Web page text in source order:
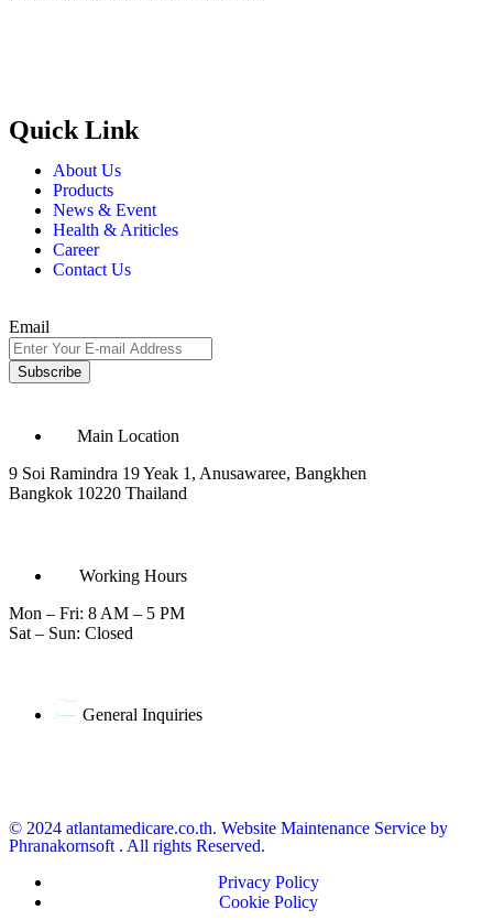
Quick Link
About Us
Products
News & Event
Health & Ariticles
Career
Contact Us
Email
Subscribe
Main Location
9 Soi Ramindra 19 Yeak 1, Anusawaree, Bangkhen
Bangkok 10220 Thailand
Working Hours
Mon – Fri: 8 AM – 5 PM
Sat – Sun: Closed
General Inquiries
© 2024 atlantamedicare.co.th. Website Maintenance Service by
Phranakornsoft . All rights Reserved.
Privacy Policy
Cookie Policy